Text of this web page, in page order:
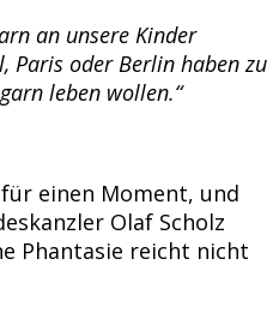
an unsere Kinder
Paris oder Berlin haben zu
leben wollen.“
einen Moment, und
Olaf Scholz
Phantasie reicht nicht